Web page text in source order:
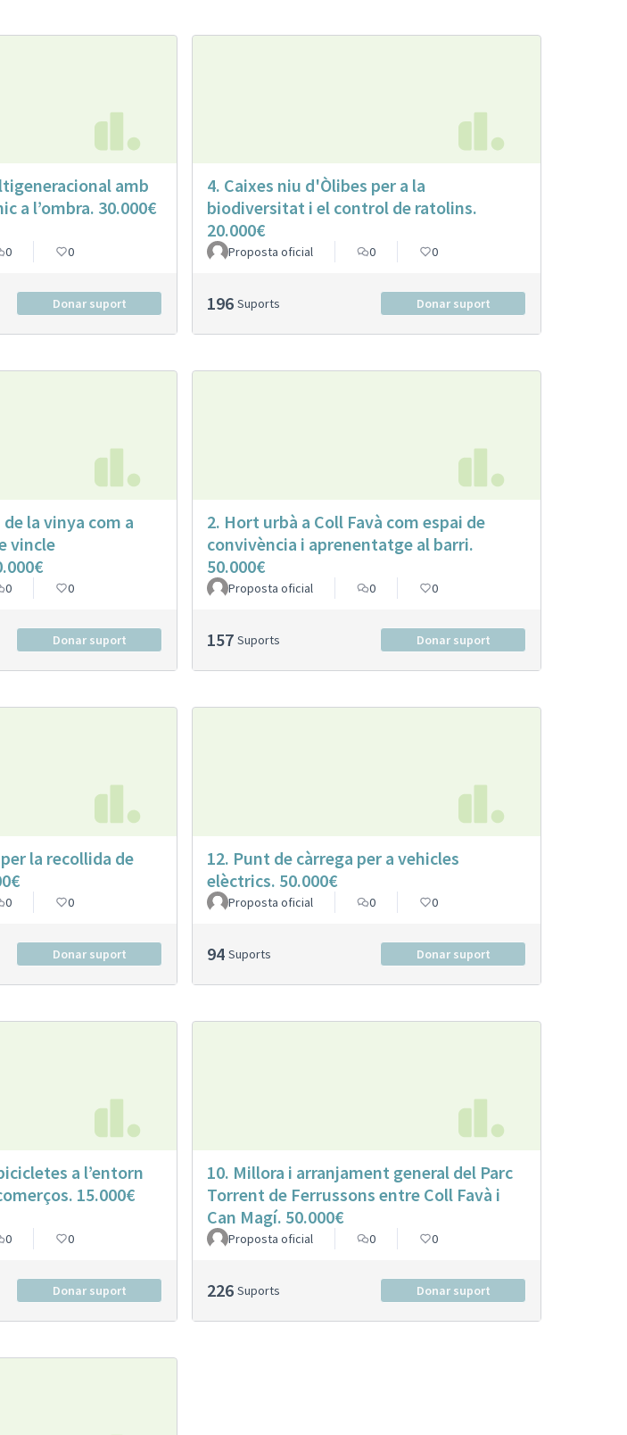
amb
a l’ombra. 30.000€
0 0
Donar suport
4. Caixes niu d'Òlibes per a la
biodiversitat i el control de ratolins.
20.000€
Proposta oficial 0 0
196 Suports Donar suport
la vinya com a
vincle
0 0
Donar suport
2. Hort urbà a Coll Favà com espai de
convivència i aprenentatge al barri.
50.000€
Proposta oficial 0 0
157 Suports Donar suport
la recollida de
0 0
Donar suport
12. Punt de càrrega per a vehicles
elèctrics. 50.000€
Proposta oficial 0 0
94 Suports Donar suport
a l’entorn
15.000€
0 0
Donar suport
10. Millora i arranjament general del Parc
Torrent de Ferrussons entre Coll Favà i
Can Magí. 50.000€
Proposta oficial 0 0
226 Suports Donar suport